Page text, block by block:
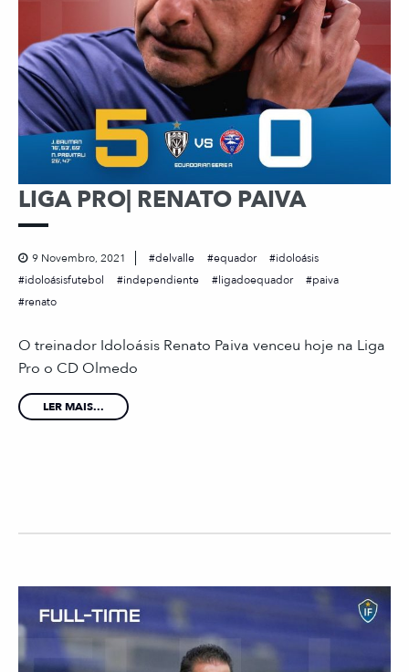
LIGA PRO| RENATO PAIVA
9 Novembro, 2021 delvalle equador
idoloásis
idoloásisfutebol
independiente ligadoequador
paiva
renato
O treinador Idoloásis Renato Paiva venceu hoje na Liga
Pro o CD Olmedo
LER MAIS...